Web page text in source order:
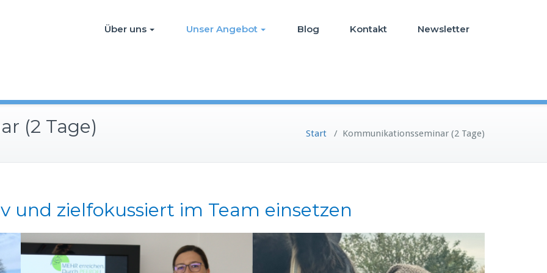
Über uns Unser Angebot Blog Kontakt Newsletter
(2 Tage) Start / Kommunikationsseminar (2 Tage)
und zielfokussiert im Team einsetzen